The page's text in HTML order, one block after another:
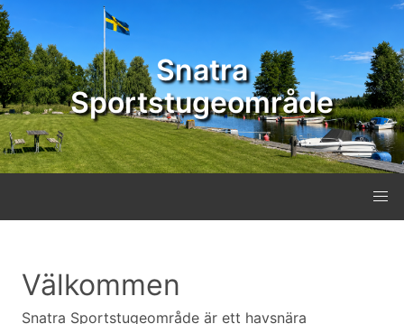
Snatra
Sportstugeområde
Välkommen
Snatra Sportstugeområde är ett havsnära